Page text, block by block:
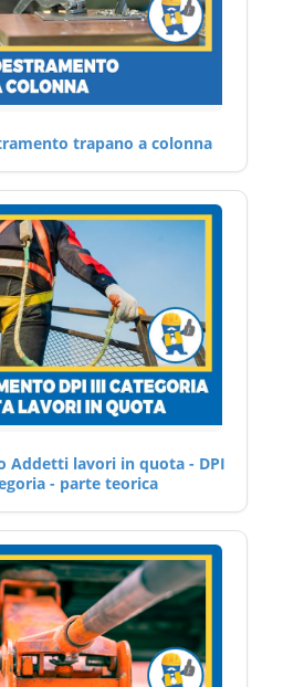
trapano a colonna
Addetti lavori in quota - DPI
- parte teorica